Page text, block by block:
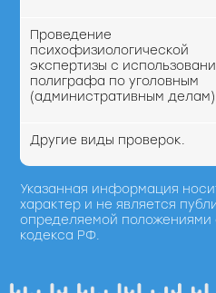
Проведение
психофизиологической
экспертизы с
полиграфа по уголовным
(административным делам)
Другие виды проверок.
Указанная информация
характер и не является
определяемой положениями
кодекса РФ.